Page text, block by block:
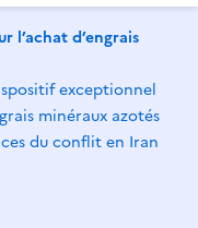
l’achat d’engrais
exceptionnel
minéraux azotés
du conflit en Iran